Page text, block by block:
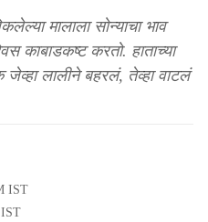
मालाला सोन्याचा भाव
काबाडकष्ट करतो. हाताच्या
लालीने बहरलं, तेव्हा वाटलं
IST
IST